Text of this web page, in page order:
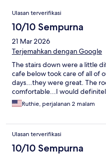
Ulasan
Ulasan terverifikasi
10/10 Sempurna
21 Mar 2026
Terjemahkan dengan Google
The stairs down were a little
cafe below took care of all of
days...they were great. The
comfortable...I would
Ruthie, perjalanan 2 malam
Ulasan terverifikasi
10/10 Sempurna